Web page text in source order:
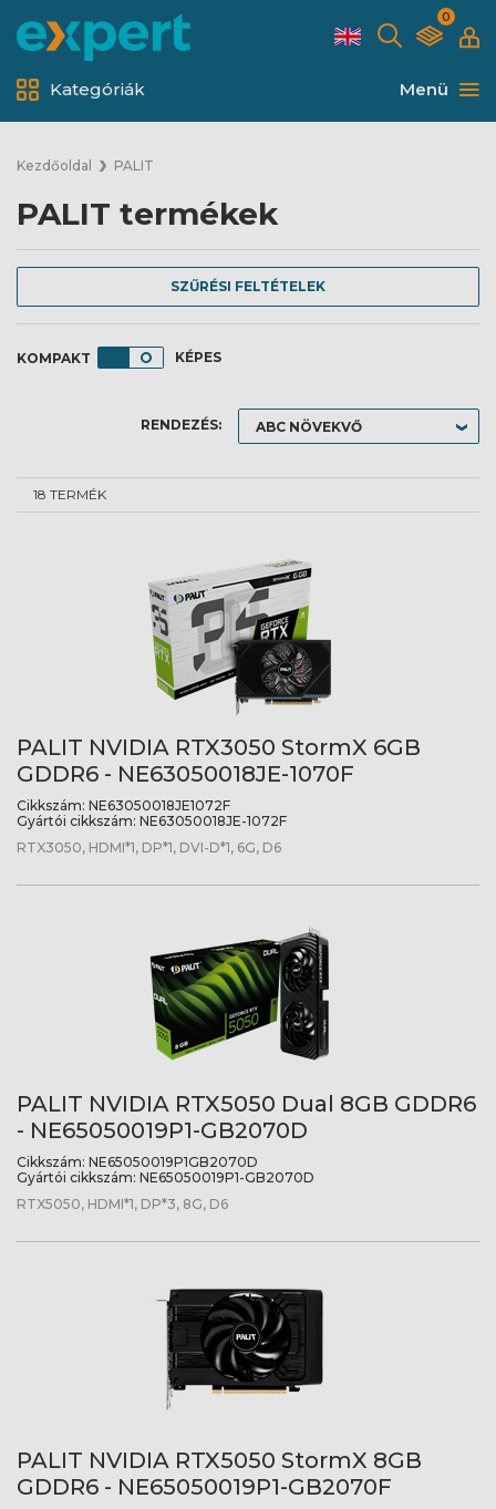
0
Menü
Kategóriák
Kezdőoldal PALIT
PALIT termékek
SZŰRÉSI FELTÉTELEK
KÉPES
RENDEZÉS:
18 TERMÉK
PALIT NVIDIA RTX3050 StormX 6GB
GDDR6 - NE63050018JE-1070F
Cikkszám: NE63050018JE1072F
Gyártói cikkszám: NE63050018JE-1072F
RTX3050, HDMI*1, DP*1, DVI-D*1, 6G, D6
PALIT NVIDIA RTX5050 Dual 8GB GDDR6
- NE65050019P1-GB2070D
Cikkszám: NE65050019P1GB2070D
Gyártói cikkszám: NE65050019P1-GB2070D
RTX5050, HDMI*1, DP*3, 8G, D6
PALIT NVIDIA RTX5050 StormX 8GB
GDDR6 - NE65050019P1-GB2070F